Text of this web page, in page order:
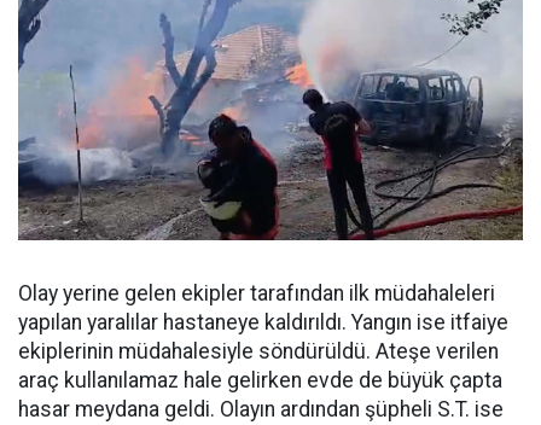
Olay yerine gelen ekipler tarafından ilk müdahaleleri
yapılan yaralılar hastaneye kaldırıldı. Yangın ise itfaiye
ekiplerinin müdahalesiyle söndürüldü. Ateşe verilen
araç kullanılamaz hale gelirken evde de büyük çapta
hasar meydana geldi. Olayın ardından şüpheli S.T. ise